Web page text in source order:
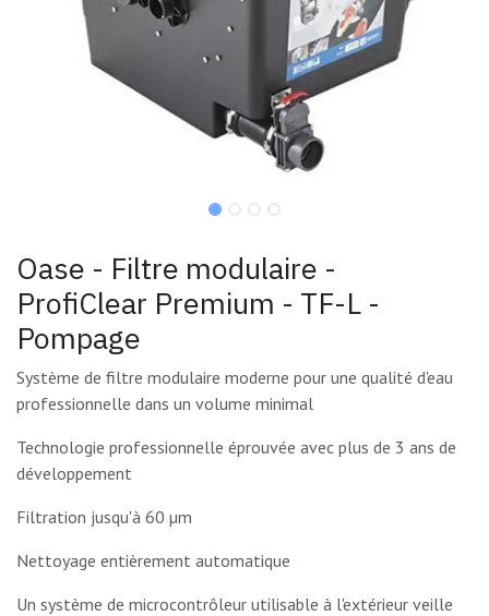
Oase - Filtre modulaire -
ProfiClear Premium - TF-L -
Pompage
Système de filtre modulaire moderne pour une qualité d'eau
professionnelle dans un volume minimal
Technologie professionnelle éprouvée avec plus de 3 ans de
développement
Filtration jusqu'à 60 µm
Nettoyage entièrement automatique
Un système de microcontrôleur utilisable à l'extérieur veille